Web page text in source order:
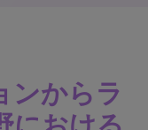
ンからラ